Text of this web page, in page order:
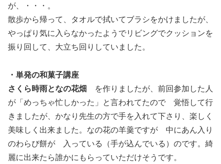
が、・・・。
散歩から帰って、タオルで拭いてブラシをかけましたが、
やっぱり気に入らなかったようでリビングでクッションを
振り回して、大立ち回りしていました。
・単発の和菓子講座
さくら時雨となの花畑
を作りましたが、前回参加した人
が「めっちゃ忙しかった」と言われてたので 覚悟して行
きましたが、かなり先生の方で手を入れて下さり、楽しく
美味しく出来ました。なの花の羊羹ですが 中にあん入り
のわらび餅が 入っている（手が込んでいる）のです。綺
麗に出来たら誰かにもらっていただけそうです。